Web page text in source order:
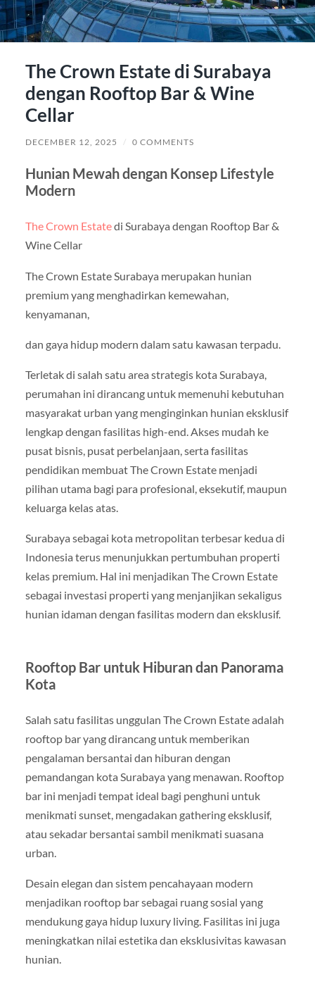
The Crown Estate di Surabaya
dengan Rooftop Bar & Wine
Cellar
DECEMBER 12, 2025 / 0 COMMENTS
Hunian Mewah dengan Konsep Lifestyle
Modern
The Crown Estatedi Surabaya dengan Rooftop Bar &
Wine Cellar
The Crown Estate Surabaya merupakan hunian
premium yang menghadirkan kemewahan,
kenyamanan,
dan gaya hidup modern dalam satu kawasan terpadu.
Terletak di salah satu area strategis kota Surabaya,
perumahan ini dirancang untuk memenuhi kebutuhan
masyarakat urban yang menginginkan hunian eksklusif
lengkap dengan fasilitas high-end. Akses mudah ke
pusat bisnis, pusat perbelanjaan, serta fasilitas
pendidikan membuat The Crown Estate menjadi
pilihan utama bagi para profesional, eksekutif, maupun
keluarga kelas atas.
Surabaya sebagai kota metropolitan terbesar kedua di
Indonesia terus menunjukkan pertumbuhan properti
kelas premium. Hal ini menjadikan The Crown Estate
sebagai investasi properti yang menjanjikan sekaligus
hunian idaman dengan fasilitas modern dan eksklusif.
Rooftop Bar untuk Hiburan dan Panorama
Kota
Salah satu fasilitas unggulan The Crown Estate adalah
rooftop bar yang dirancang untuk memberikan
pengalaman bersantai dan hiburan dengan
pemandangan kota Surabaya yang menawan. Rooftop
bar ini menjadi tempat ideal bagi penghuni untuk
menikmati sunset, mengadakan gathering eksklusif,
atau sekadar bersantai sambil menikmati suasana
urban.
Desain elegan dan sistem pencahayaan modern
menjadikan rooftop bar sebagai ruang sosial yang
mendukung gaya hidup luxury living. Fasilitas ini juga
meningkatkan nilai estetika dan eksklusivitas kawasan
hunian.